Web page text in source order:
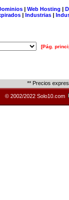
| Web Hosting |
| Industrias |
[Pág.
** Precios
© 2002/2022 Solo10.com